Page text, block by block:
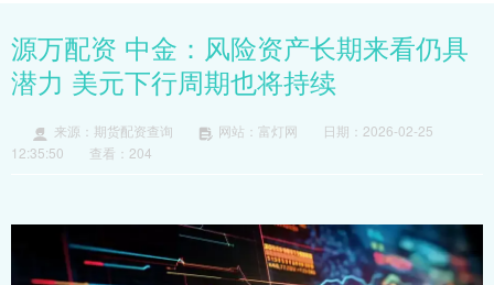
源万配资 中金：风险资产长期来看仍具
潜力 美元下行周期也将持续
来源：期货配资查询 网站：富灯网
日期：2026-02-25
12:35:50
查看：204